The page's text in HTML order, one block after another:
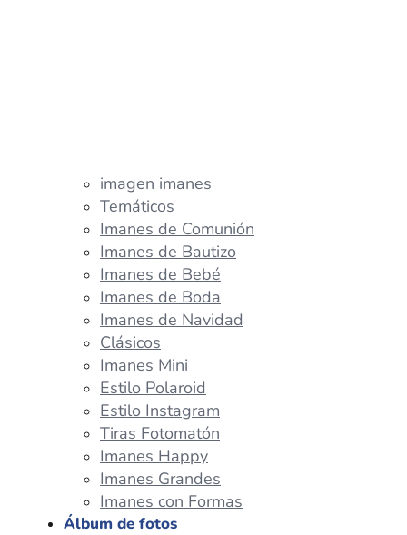
imagen imanes
Temáticos
Imanes de Comunión
Imanes de Bautizo
Imanes de Bebé
Imanes de Boda
Imanes de Navidad
Clásicos
Imanes Mini
Estilo Polaroid
Estilo Instagram
Tiras Fotomatón
Imanes Happy
Imanes Grandes
Imanes con Formas
Álbum de fotos